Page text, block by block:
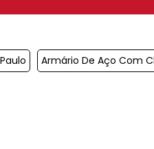
Armário De Aço Com